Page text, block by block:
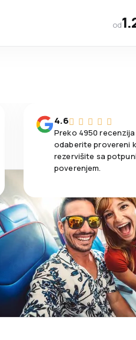
od
4.6
Preko 4950
odaberite provereni
rezervišite sa
poverenjem.